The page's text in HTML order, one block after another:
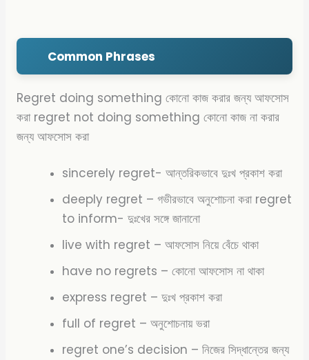
Common Phrases
Regret doing something কোনো কাজ করার জন্য আফসোস
করা regret not doing something কোনো কাজ না করার
জন্য আফসোস করা
sincerely regret- আন্তরিকভাবে দুঃখ প্রকাশ করা
deeply regret – গভীরভাবে অনুশোচনা করা regret
to inform- দুঃখের সঙ্গে জানানো
live with regret – আফসোস নিয়ে বেঁচে থাকা
have no regrets – কোনো আফসোস না থাকা
express regret – দুঃখ প্রকাশ করা
full of regret – অনুশোচনায় ভরা
regret one’s decision – নিজের সিদ্ধান্তের জন্য